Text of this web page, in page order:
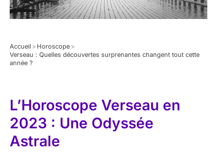
Accueil > Horoscope >
Verseau : Quelles découvertes surprenantes changent tout cette
année ?
L’Horoscope Verseau en
2023 : Une Odyssée
Astrale